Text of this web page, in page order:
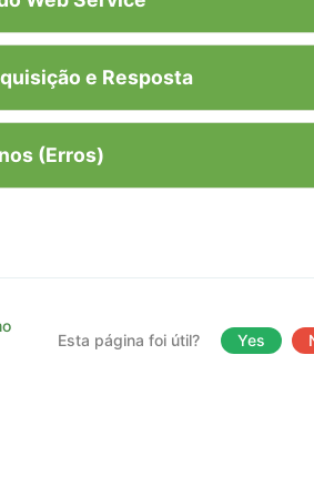
e Resposta
(Erros)
Esta página foi útil? Yes